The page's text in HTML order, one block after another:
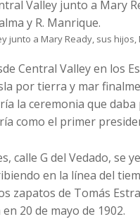
junto a Mary Ready, sus
Central Valley en los
por tierra y mar
la ceremonia que
como el primer
calle G del Vedado, se
en la línea del
zapatos de Tomás
20 de mayo de 1902.